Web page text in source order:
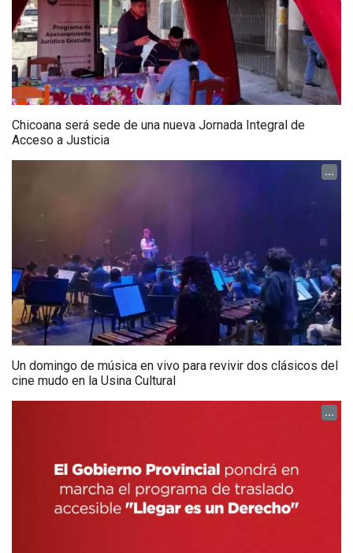
Chicoana será sede de una nueva Jornada Integral de
Acceso a Justicia
...
Un domingo de música en vivo para revivir dos clásicos del
cine mudo en la Usina Cultural
...